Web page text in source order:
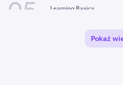
05 Learning Basics
Kompletny
Pokaż